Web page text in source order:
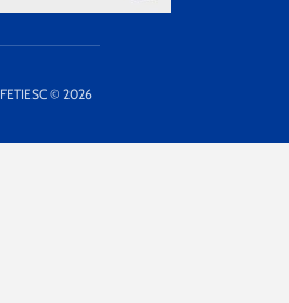
FETIESC © 2026